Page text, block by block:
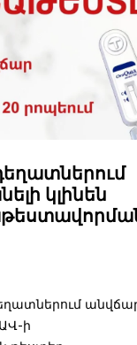
կլինեն
ի